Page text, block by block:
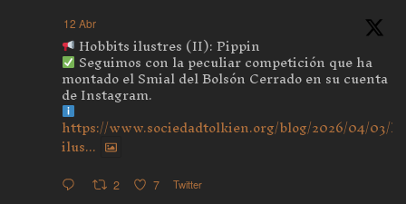
12 Abr
Hobbits ilustres (II): Pippin
Seguimos con la peculiar competición que ha
montado el Smial del Bolsón Cerrado en su cuenta
de Instagram.
https://www.sociedadtolkien.org/blog/2026/04/03/
ilus...
2 7 Twitter